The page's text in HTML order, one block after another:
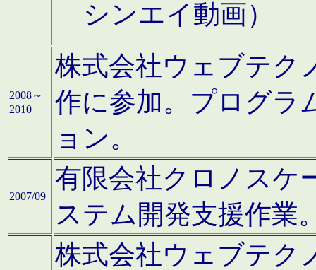
シンエイ動画）
2008～
2010
株式会社ウェブテク
作に参加。プログラ
ョン。
2007/09
有限会社クロノスケ
ステム開発支援作業
株式会社ウェブテク